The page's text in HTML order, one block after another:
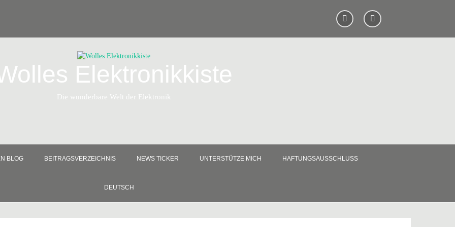
Elektronikkiste
Die wunderbare Welt der Elektronik
BLOG BEITRAGSVERZEICHNIS NEWS TICKER UNTERSTÜTZE MICH HAFTUNGSAUSSCHLUSS
DEUTSCH